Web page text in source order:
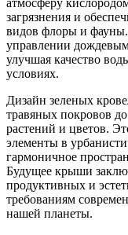
загрязнения и
видов флоры и
управлении
улучшая качество
условиях.
Дизайн зеленых
травяных покровов
растений и цветов.
элементы в
гармоничное
Будущее крыши
продуктивных и
требованиям
нашей планеты.